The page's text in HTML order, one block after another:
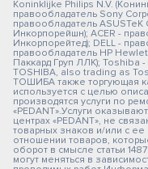
Koninklijke Philips N.V.
правообладатель Sony
правообладатель ASUSTeK
Инкорпорейшн); ACER -
Инкорпорейтед); DELL -
правообладатель HP
Паккард Груп ЛЛК); Toshiba
TOSHIBA, also trading as
ТОШИБА также торгующая
используется с целью
производятся услуги по
«PEDANT».Услуги
центрах «PEDANT», не
товарных знаков и/или с
отношении товаров,
оборот в смысле статьи
могут меняться в